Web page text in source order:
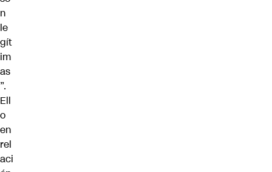
n
le
gít
im
as
”.
Ell
o
en
rel
aci